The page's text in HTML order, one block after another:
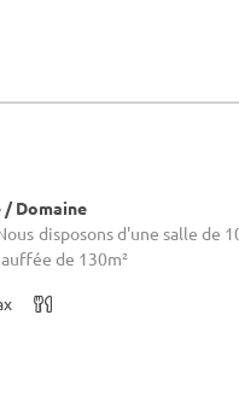
/ Domaine
disposons d'une salle de
de 130m²